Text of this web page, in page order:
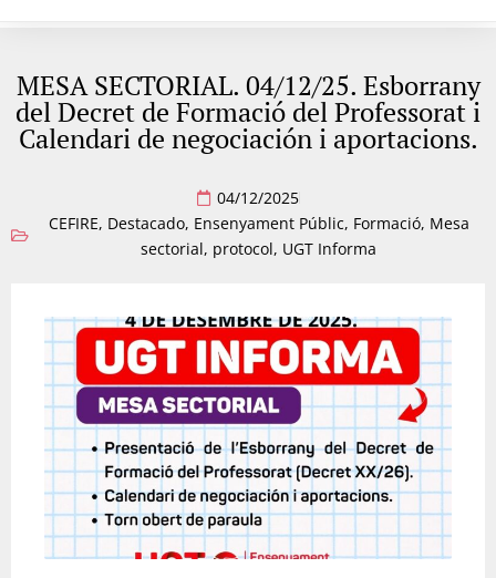
MESA SECTORIAL. 04/12/25. Esborrany
del Decret de Formació del Professorat i
Calendari de negociación i aportacions.
04/12/2025
CEFIRE, Destacado, Ensenyament Públic, Formació, Mesa
sectorial, protocol, UGT Informa